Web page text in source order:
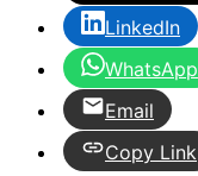
LinkedIn
WhatsApp
Email
Copy Link